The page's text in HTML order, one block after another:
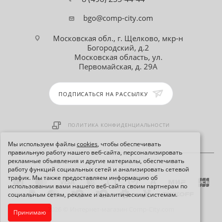
Мы используем файлыcookies, чтобы обеспечивать
правильную работу нашего веб-сайта, персонализировать
рекламные объявления и другие материалы, обеспечивать
работу функций социальных сетей и анализировать сетевой
трафик. Мы также предоставляем информацию об
использовании вами нашего веб-сайта своим партнерам по
социальным сетям, рекламе и аналитическим системам.
Принимаю
bgo@comp-city.com
Московская обл., г. Щелково, мкр-н
Богородский, д.2
Московская область, ул.
Первомайская, д. 29А
ПОДПИСАТЬСЯ НА РАССЫЛКУ
ПОЛИТИКА КОНФИДЕНЦИАЛЬНОСТИ